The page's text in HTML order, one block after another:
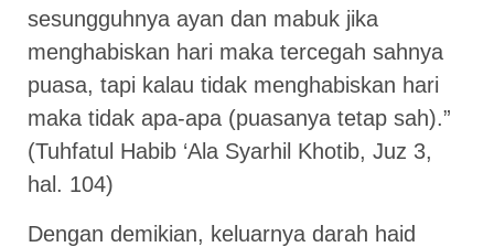
sesungguhnya ayan dan mabuk jika
menghabiskan hari maka tercegah sahnya
puasa, tapi kalau tidak menghabiskan hari
maka tidak apa-apa (puasanya tetap sah).”
(Tuhfatul Habib ‘Ala Syarhil Khotib, Juz 3,
hal. 104)
Dengan demikian, keluarnya darah haid